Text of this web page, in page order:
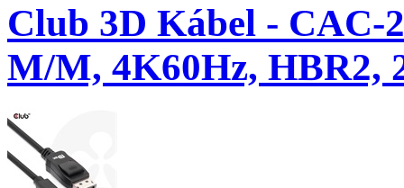
Club 3D Kábel - CAC-
M/M, 4K60Hz, HBR2,